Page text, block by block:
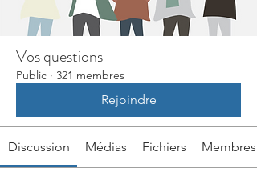
Vos questions
Public · 321 membres
Rejoindre
Discussion Médias Fichiers Membres